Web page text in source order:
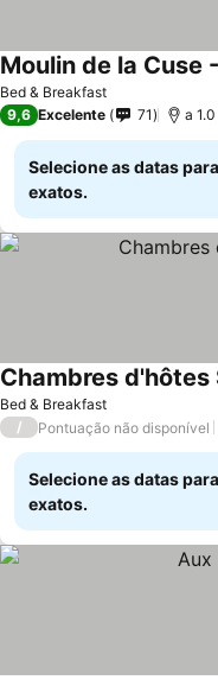
Bed & Breakfast
Moulin de la Cuse
9,6 Excelente 71 a
Selecione as datas
exatos.
Bed & Breakfast
Chambres d'hôtes
/ Pontuação não disponível
Selecione as datas
exatos.